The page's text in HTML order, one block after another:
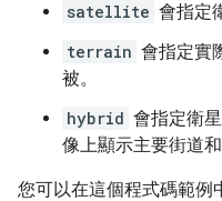
satellite 會指定
terrain 會指定實
被。
hybrid 會指定衛
像上顯示主要街道
您可以在這個程式碼範例